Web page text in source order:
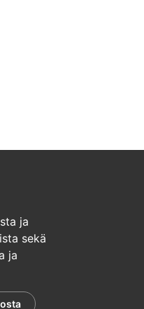
ja
sekä
ja